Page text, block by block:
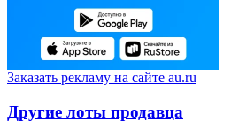
Заказать рекламу на сайте au.ru
Другие лоты продавца